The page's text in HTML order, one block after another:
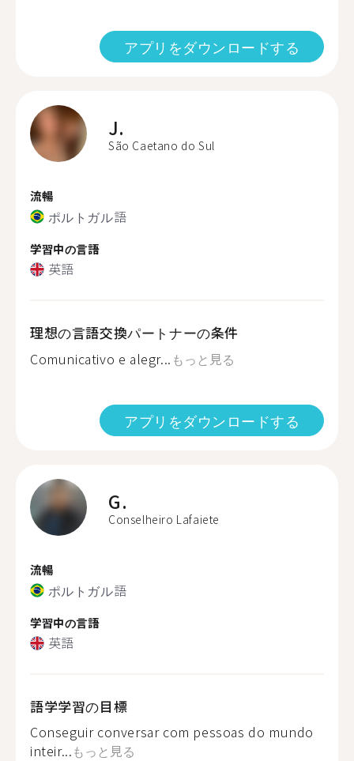
アプリをダウンロードする
J.
São Caetano do Sul
流暢
ポルトガル語
学習中の言語
英語
理想の言語交換パートナーの条件
Comunicativo e alegr... もっと見る
アプリをダウンロードする
G.
Conselheiro Lafaiete
流暢
ポルトガル語
学習中の言語
英語
語学学習の目標
Conseguir conversar com pessoas do mundo
inteir...もっと見る